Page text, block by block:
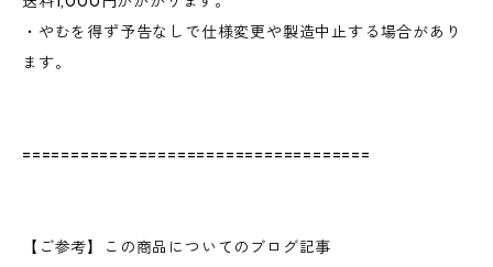
・やむを得ず予告なしで仕様変更や製造中止する場合があり
ます。
====================================
【ご参考】この商品についてのブログ記事